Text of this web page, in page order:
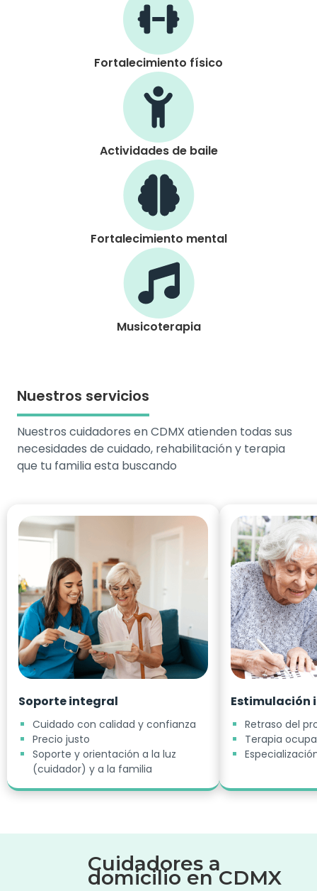
Fortalecimiento físico
Actividades de baile
Fortalecimiento mental
Musicoterapia
Nuestros servicios
Nuestros cuidadores en CDMX atienden todas sus
necesidades de cuidado, rehabilitación y terapia
que tu familia esta buscando
Soporte integral
Cuidado con calidad y confianza
Precio justo
Soporte y orientación a la luz
(cuidador) y a la familia
Estimulación
Retraso del
Terapia
Cuidadores a
domicilio en CDMX